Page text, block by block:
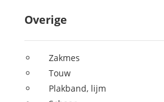
Overige
Zakmes
Touw
Plakband, lijm